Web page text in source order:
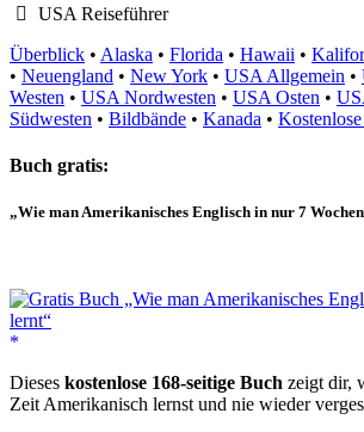
USA Reiseführer
Überblick • Alaska • Florida • Hawaii •
• Neuengland • New York • USA Allgemein •
Westen • USA Nordwesten • USA Osten •
Südwesten • Bildbände • Kanada •
Buch gratis:
„Wie man Amerikanisches Englisch in nur 7
Dieses kostenlose 168-seitige Buch zeigt dir,
Zeit Amerikanisch lernst und nie wieder